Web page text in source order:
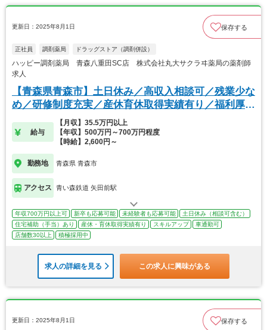
更新日：2025年8月1日 保存する
正社員 調剤薬局 ドラッグストア（調剤併設）
ハッピー調剤薬局 青森八重田SC店 株式会社丸大サクラヰ薬局の薬剤師
求人
【青森県青森市】土日休み／高収入相談可／残業少な
め／研修制度充実／産休育休取得実績有り／福利厚生
給与
【月収】35.5万円以上
【年収】500万円～700万円程度
【時給】2,600円～
勤務地 青森県 青森市
アクセス 青い森鉄道 矢田前駅
年収700万円以上可 新卒も応募可能 未経験者も応募可能
土日休み（相談可含む）
住宅補助（手当）あり
産休・育休取得実績有り スキルアップ
車通勤可
店舗数30以上
積極採用中
求人の詳細を見る この求人に興味がある
更新日：2025年8月1日 保存する